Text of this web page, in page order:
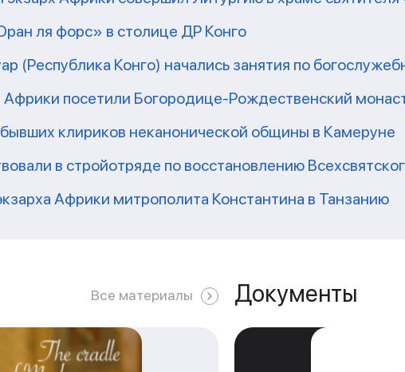
ля форс» в столице ДР Конго
(Республика Конго) начались занятия по
посетили Богородице-Рождественский
клириков неканонической общины в Камеруне
в стройотряде по восстановлению
Африки митрополита Константина в Танзанию
Все материалы Документы